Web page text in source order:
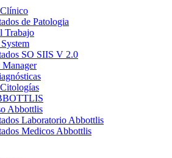
de Patologia
Trabajo
SO SIIS V 2.0
Abbottlis
Laboratorio Abbottlis
Medicos Abbottlis